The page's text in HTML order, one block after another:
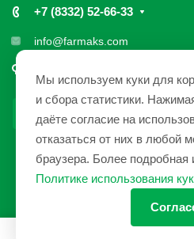
+7 (8332) 52-66-33
info@farmaks.com
1991 - 2026 © ЗАО «НПП «Фармакс»
Политика конфиденциальности|
Мы используем куки для
и сбора статистики.
даёте согласие на
отказаться от них в любой
браузера. Более
Политике использования